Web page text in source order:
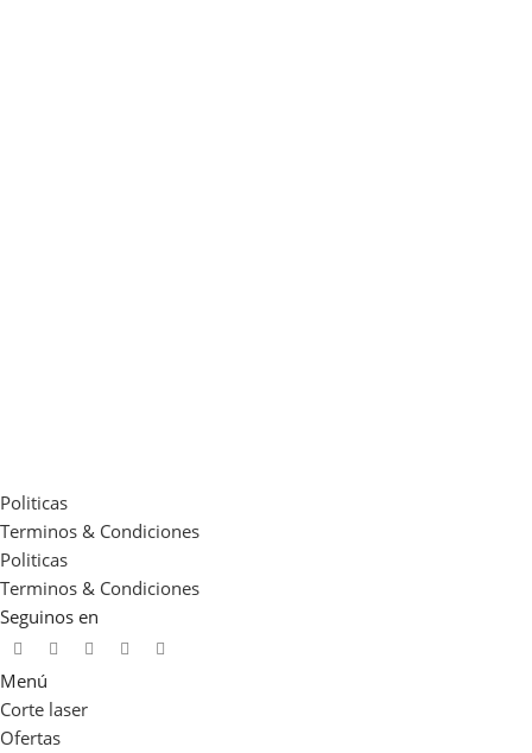
Politicas
Terminos & Condiciones
Politicas
Terminos & Condiciones
Seguinos en
Menú
Corte laser
Ofertas